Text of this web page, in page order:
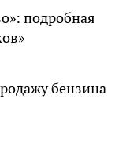
подробная
бензина